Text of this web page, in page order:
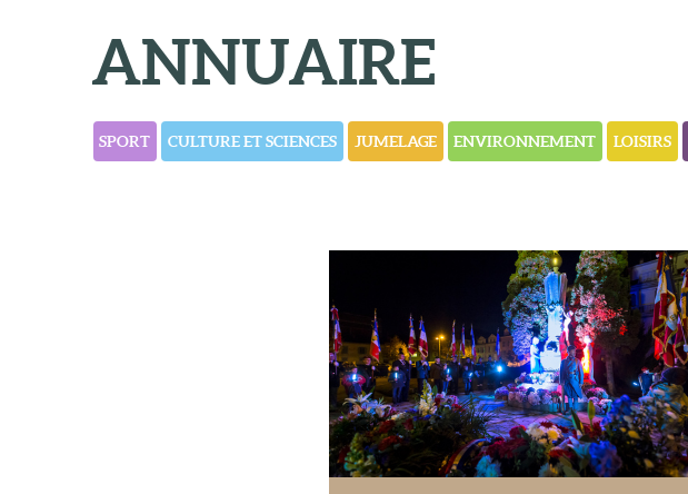
ANNUAIRE
SPORT CULTURE ET SCIENCES JUMELAGE ENVIRONNEMENT LOISIRS